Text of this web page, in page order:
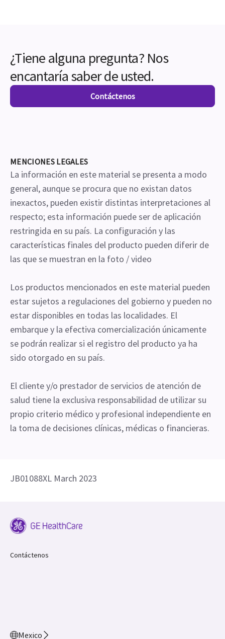
¿Tiene alguna pregunta? Nos
encantaría saber de usted.
Contáctenos
MENCIONES LEGALES
La información en este material se presenta a modo
general, aunque se procura que no existan datos
inexactos, pueden existir distintas interpretaciones al
respecto; esta información puede ser de aplicación
restringida en su país. La configuración y las
características finales del producto pueden diferir de
las que se muestran en la foto / video
Los productos mencionados en este material pueden
estar sujetos a regulaciones del gobierno y pueden no
estar disponibles en todas las localidades. El
embarque y la efectiva comercialización únicamente
se podrán realizar si el registro del producto ya ha
sido otorgado en su país.
El cliente y/o prestador de servicios de atención de
salud tiene la exclusiva responsabilidad de utilizar su
propio criterio médico y profesional independiente en
la toma de decisiones clínicas, médicas o financieras.
JB01088XL March 2023
Contáctenos
Mexico